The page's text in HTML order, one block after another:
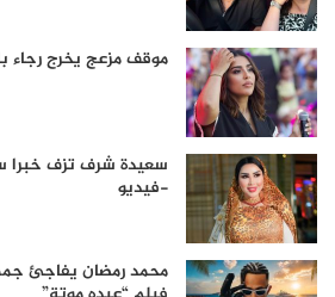
موقف مزعج يخرج رجاء
سعيدة شرف تزف خبرا
-فيديو
محمد رمضان يفاجئ